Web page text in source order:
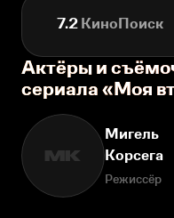
7.2 КиноПоиск
Актёры и
сериала «Моя
МК
Мигель
Корсега
Режиссёр